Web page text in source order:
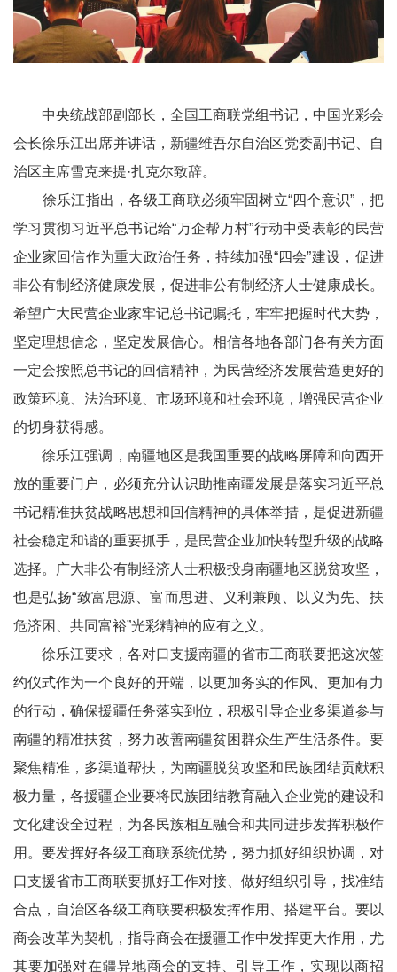
中央统战部副部长，全国工商联党组书记，中国光彩会
会长徐乐江出席并讲话，新疆维吾尔自治区党委副书记、自
治区主席雪克来提·扎克尔致辞。
徐乐江指出，各级工商联必须牢固树立“四个意识”，把
学习贯彻习近平总书记给“万企帮万村”行动中受表彰的民营
企业家回信作为重大政治任务，持续加强“四会”建设，促进
非公有制经济健康发展，促进非公有制经济人士健康成长。
希望广大民营企业家牢记总书记嘱托，牢牢把握时代大势，
坚定理想信念，坚定发展信心。相信各地各部门各有关方面
一定会按照总书记的回信精神，为民营经济发展营造更好的
政策环境、法治环境、市场环境和社会环境，增强民营企业
的切身获得感。
徐乐江强调，南疆地区是我国重要的战略屏障和向西开
放的重要门户，必须充分认识助推南疆发展是落实习近平总
书记精准扶贫战略思想和回信精神的具体举措，是促进新疆
社会稳定和谐的重要抓手，是民营企业加快转型升级的战略
选择。广大非公有制经济人士积极投身南疆地区脱贫攻坚，
也是弘扬“致富思源、富而思进、义利兼顾、以义为先、扶
危济困、共同富裕”光彩精神的应有之义。
徐乐江要求，各对口支援南疆的省市工商联要把这次签
约仪式作为一个良好的开端，以更加务实的作风、更加有力
的行动，确保援疆任务落实到位，积极引导企业多渠道参与
南疆的精准扶贫，努力改善南疆贫困群众生产生活条件。要
聚焦精准，多渠道帮扶，为南疆脱贫攻坚和民族团结贡献积
极力量，各援疆企业要将民族团结教育融入企业党的建设和
文化建设全过程，为各民族相互融合和共同进步发挥积极作
用。要发挥好各级工商联系统优势，努力抓好组织协调，对
口支援省市工商联要抓好工作对接、做好组织引导，找准结
合点，自治区各级工商联要积极发挥作用、搭建平台。要以
商会改革为契机，指导商会在援疆工作中发挥更大作用，尤
其要加强对在疆异地商会的支持、引导工作，实现以商招